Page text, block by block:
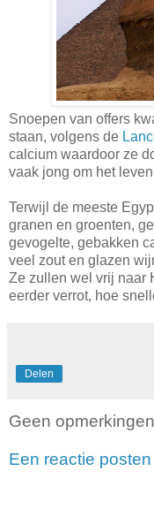
Snoepen van offers
staan, volgens de
calcium waardoor ze
vaak jong om het
Terwijl de meeste
granen en groenten,
gevogelte, gebakken
veel zout en glazen
Ze zullen wel vrij naar
eerder verrot, hoe
Delen
Geen
Een reactie posten